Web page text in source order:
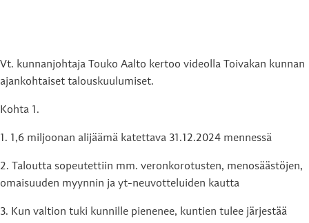
Vt. kunnanjohtaja Touko Aalto kertoo videolla Toivakan kunnan
ajankohtaiset talouskuulumiset.
Kohta 1.
1. 1,6 miljoonan alijäämä katettava 31.12.2024 mennessä
2. Taloutta sopeutettiin mm. veronkorotusten, menosäästöjen,
omaisuuden myynnin ja yt-neuvotteluiden kautta
3. Kun valtion tuki kunnille pienenee, kuntien tulee järjestää